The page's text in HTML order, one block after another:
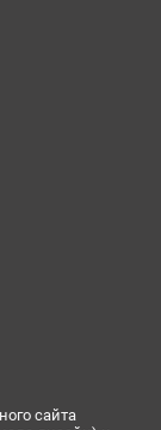
сайта